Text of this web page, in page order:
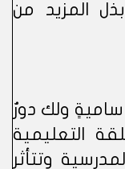
المزيد من
ولك دورٌ
التعليمية
وتتأثر